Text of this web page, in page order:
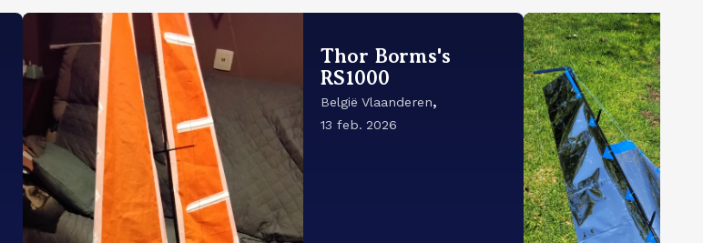
Thor Borms's
RS1000
België Vlaanderen,
13 feb. 2026